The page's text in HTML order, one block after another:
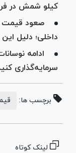
کیلو شمش در
صعود قیمت
داخلی؛ دلیل
ادامه
سرمایه‌گذاری
برچسب ها:
لینک کوتاه